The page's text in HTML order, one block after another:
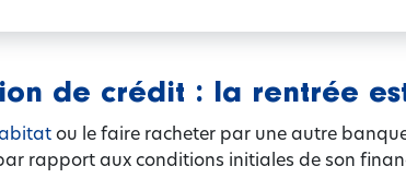
de crédit : la rentrée
ou le faire racheter par une autre
rapport aux conditions initiales de son